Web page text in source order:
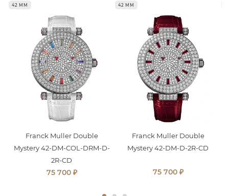
42 ММ
Franck Muller Double
Mystery 42-DM-COL-DRM-D-
2R-CD
75 700 ₽
42 ММ
Franck Muller Double
Mystery 42-DM-D-2R-CD
75 700 ₽